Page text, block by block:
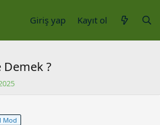
Giriş yap Kayıt ol
Demek ?
Mod